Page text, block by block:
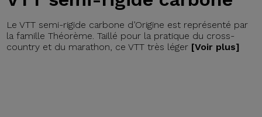
Le VTT semi-rigide carbone d’Origine est représenté par
la famille Théorème. Taillé pour la pratique du cross-
country et du marathon, ce VTT très léger [Voir plus]